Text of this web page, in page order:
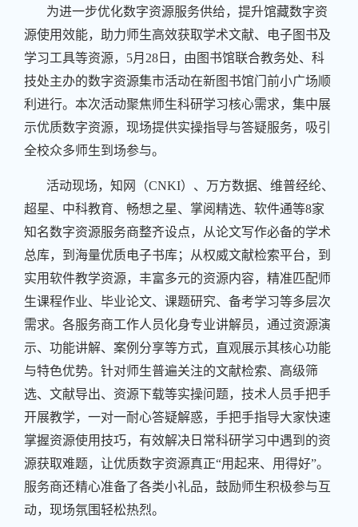
为进一步优化数字资源服务供给，提升馆藏数字资
源使用效能，助力师生高效获取学术文献、电子图书及
学习工具等资源，5月28日，由图书馆联合教务处、科
技处主办的数字资源集市活动在新图书馆门前小广场顺
利进行。本次活动聚焦师生科研学习核心需求，集中展
示优质数字资源，现场提供实操指导与答疑服务，吸引
全校众多师生到场参与。
活动现场，知网（CNKI）、万方数据、维普经纶、
超星、中科教育、畅想之星、掌阅精选、软件通等8家
知名数字资源服务商整齐设点，从论文写作必备的学术
总库，到海量优质电子书库；从权威文献检索平台，到
实用软件教学资源，丰富多元的资源内容，精准匹配师
生课程作业、毕业论文、课题研究、备考学习等多层次
需求。各服务商工作人员化身专业讲解员，通过资源演
示、功能讲解、案例分享等方式，直观展示其核心功能
与特色优势。针对师生普遍关注的文献检索、高级筛
选、文献导出、资源下载等实操问题，技术人员手把手
开展教学，一对一耐心答疑解惑，手把手指导大家快速
掌握资源使用技巧，有效解决日常科研学习中遇到的资
源获取难题，让优质数字资源真正“用起来、用得好”。
服务商还精心准备了各类小礼品，鼓励师生积极参与互
动，现场氛围轻松热烈。